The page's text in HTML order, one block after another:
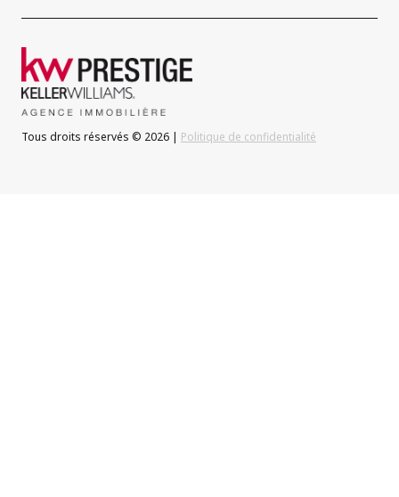
Tous droits réservés © 2026 | Politique de confidentialité